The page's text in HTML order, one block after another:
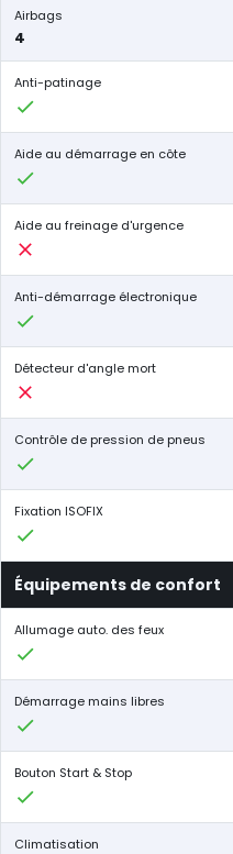
Airbags
4
Anti-patinage
Aide au démarrage en côte
Aide au freinage d'urgence
Anti-démarrage électronique
Détecteur d'angle mort
Contrôle de pression de pneus
Fixation ISOFIX
Équipements de confort
Allumage auto. des feux
Démarrage mains libres
Bouton Start & Stop
Climatisation